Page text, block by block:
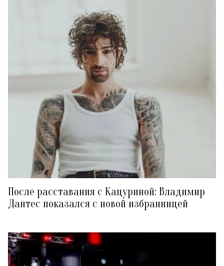
После расставания с Кацуриной: Владимир
Дантес показался с новой избранницей